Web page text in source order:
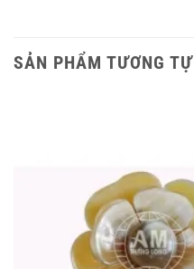
SẢN PHẨM TƯƠNG TỰ